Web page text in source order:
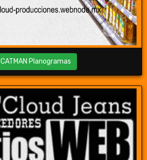
CATMAN Planogramas